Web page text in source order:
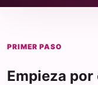
PRIMER PASO
Empieza